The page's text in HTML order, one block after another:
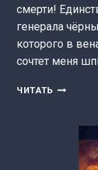
смерти!
генерала
которого в
сочтет меня
ЧИТАТЬ
(ХЭЛЯ
ХАРМОН)